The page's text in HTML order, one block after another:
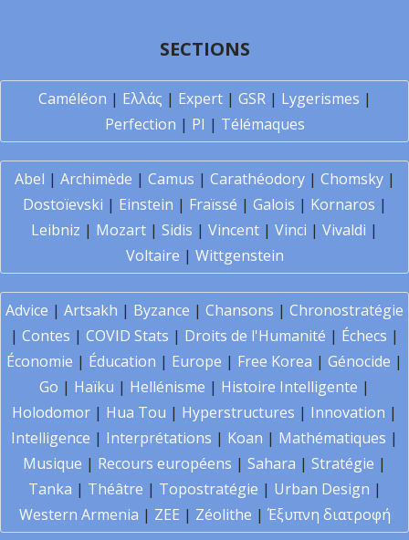
SECTIONS
Caméléon | Ελλάς | Expert| GSR| Lygerismes |
Perfection | PI | Télémaques
Abel | Archimède | Camus | Carathéodory| Chomsky|
Dostoïevski | Einstein | Fraïssé | Galois | Kornaros |
Leibniz | Mozart | Sidis | Vincent | Vinci | Vivaldi |
Voltaire | Wittgenstein
Advice | Artsakh | Byzance | Chansons | Chronostratégie
| Contes | COVID Stats | Droits de l'Humanité | Échecs |
Économie | Éducation | Europe | Free Korea | Génocide |
Go | Haïku | Hellénisme | Histoire Intelligente |
Holodomor | Hua Tou | Hyperstructures | Innovation |
Intelligence | Interprétations | Koan | Mathématiques |
Musique | Recours européens | Sahara | Stratégie |
Tanka | Théâtre | Topostratégie | Urban Design |
Western Armenia | ZEE | Zéolithe | Έξυπνη διατροφή